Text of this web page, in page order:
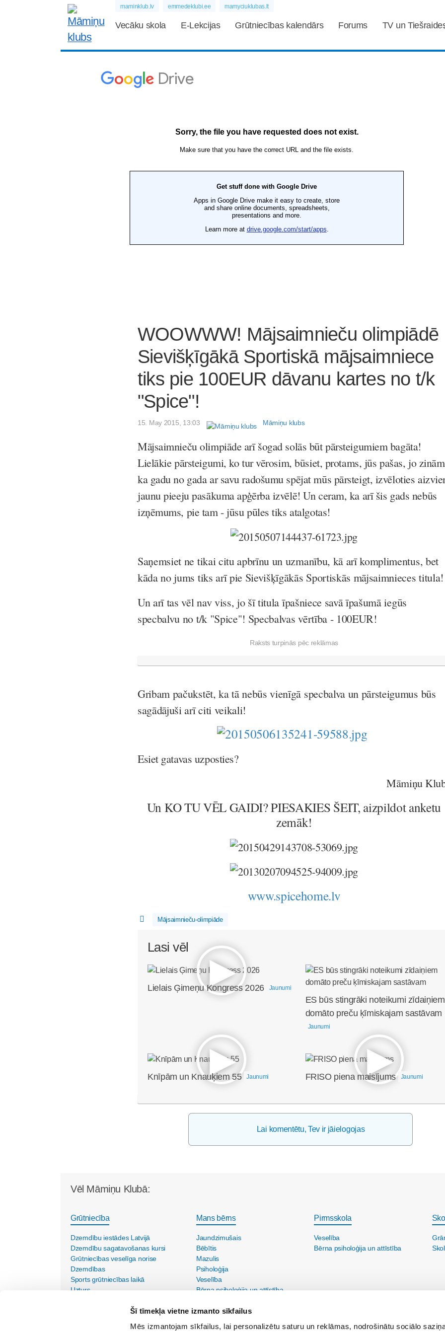
Šī tīmekļa vietne izmanto sīkfailus
Mēs izmantojam sīkfailus, lai personalizētu saturu un reklāmas, nodrošinātu sociālo
maminklub.lv emmedeklubi.ee mamyciuklubas.lt
Vecāku skola E-Lekcijas Grūtniecības kalendārs Forums TV un
WOOWWW! Mājsaimnieču olimpiādē
Sievišķīgākā Sportiskā mājsaimniece
tiks pie 100EUR dāvanu kartes no t/k
"Spice"!
15. May 2015, 13:03 Māmiņu klubs
Mājsaimnieču olimpiāde arī šogad solās būt pārsteigumiem bagāta!
Lielākie pārsteigumi, ko tur vērosim, būsiet, protams, jūs pašas, jo
ka gadu no gada ar savu radošumu spējat mūs pārsteigt, izvēloties
jaunu pieeju pasākuma apģērba izvēlē! Un ceram, ka arī šis gads nebūs
izņēmums, pie tam - jūsu pūles tiks atalgotas!
Saņemsiet ne tikai citu apbrīnu un uzmanību, kā arī komplimentus, bet
kāda no jums tiks arī pie Sievišķīgākās Sportiskās mājsaimnieces titula!
Un arī tas vēl nav viss, jo šī titula īpašniece savā īpašumā iegūs
specbalvu no t/k "Spice"! Specbalvas vērtība - 100EUR!
Raksts turpinās pēc reklāmas
Gribam pačukstēt, ka tā nebūs vienīgā specbalva un pārsteigumus būs
sagādājuši arī citi veikali!
Esiet gatavas uzposties?
Māmiņu
Un KO TU VĒL GAIDI? PIESAKIES ŠEIT, aizpildot anketu
zemāk!
www.spicehome.lv
Mājsaimnieču-olimpiāde
Lasi vēl
Lielais Ģimeņu Kongress 2026 Jaunumi
ES būs stingrāki noteikumi zīdaiņiem
domāto preču ķīmiskajam sastāvam
Jaunumi
Knīpām un Knauķiem 55 Jaunumi FRISO piena maisījums Jaunumi
Lai komentētu, Tev ir jāielogojas
Vēl Māmiņu Klubā:
Grūtniecība
Dzemdību iestādes Latvijā
Dzemdību sagatavošanas kursi
Grūtniecības veselīga norise
Dzemdības
Sports grūtniecības laikā
Uzturs
Mans bērns
Jaundzimušais
Bēbītis
Mazulis
Psiholoģija
Veselība
Bērna psiholoģija un attīstība
Pirmsskola
Veselība
Bērna psiholoģija un attīstība